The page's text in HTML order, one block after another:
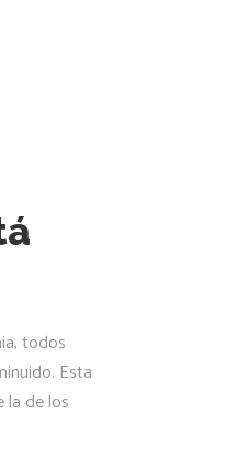
todos
Esta
la de los